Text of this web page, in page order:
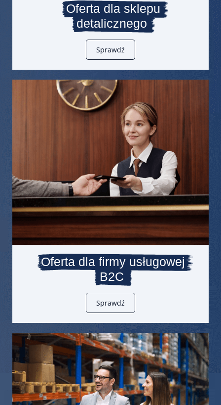
Oferta dla sklepu
detalicznego
Sprawdź
Oferta dla firmy usługowej
B2C
Sprawdź